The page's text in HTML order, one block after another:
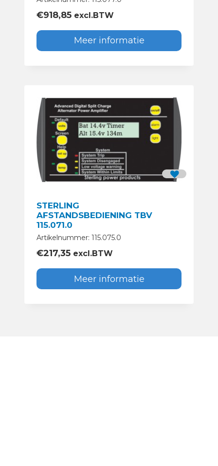
€918,85 excl.BTW
Meer informatie
STERLING
AFSTANDSBEDIENING TBV
115.071.0
Artikelnummer: 115.075.0
€217,35 excl.BTW
Meer informatie